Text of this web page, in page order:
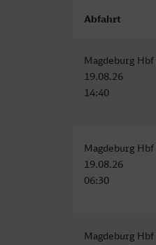
Abfahrt
Magdeburg Hbf
19.08.26
14:40
Magdeburg Hbf
19.08.26
06:30
Magdeburg Hbf